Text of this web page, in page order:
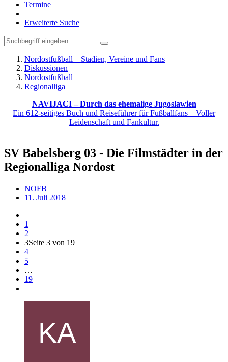
Termine
Erweiterte Suche
Nordostfußball – Stadien, Vereine und Fans
Diskussionen
Nordostfußball
Regionalliga
NAVIJACI – Durch das ehemalige Jugoslawien
Ein 612-seitiges Buch und Reiseführer für Fußballfans – Voller
Leidenschaft und Fankultur.
SV Babelsberg 03 - Die Filmstädter in der
Regionalliga Nordost
NOFB
11. Juli 2018
1
2
3Seite 3 von 19
4
5
…
19